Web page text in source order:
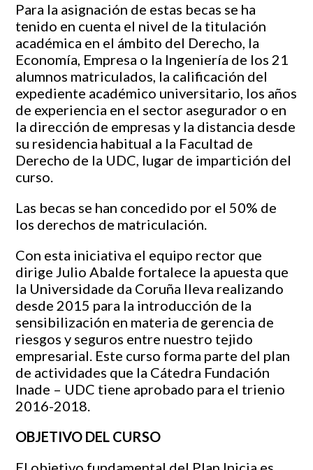
Para la asignación de estas becas se ha
tenido en cuenta el nivel de la titulación
académica en el ámbito del Derecho, la
Economía, Empresa o la Ingeniería de los 21
alumnos matriculados, la calificación del
expediente académico universitario, los años
de experiencia en el sector asegurador o en
la dirección de empresas y la distancia desde
su residencia habitual a la Facultad de
Derecho de la UDC, lugar de impartición del
curso.
Las becas se han concedido por el 50% de
los derechos de matriculación.
Con esta iniciativa el equipo rector que
dirige Julio Abalde fortalece la apuesta que
la Universidade da Coruña lleva realizando
desde 2015 para la introducción de la
sensibilización en materia de gerencia de
riesgos y seguros entre nuestro tejido
empresarial. Este curso forma parte del plan
de actividades que la Cátedra Fundación
Inade – UDC tiene aprobado para el trienio
2016-2018.
OBJETIVO DEL CURSO